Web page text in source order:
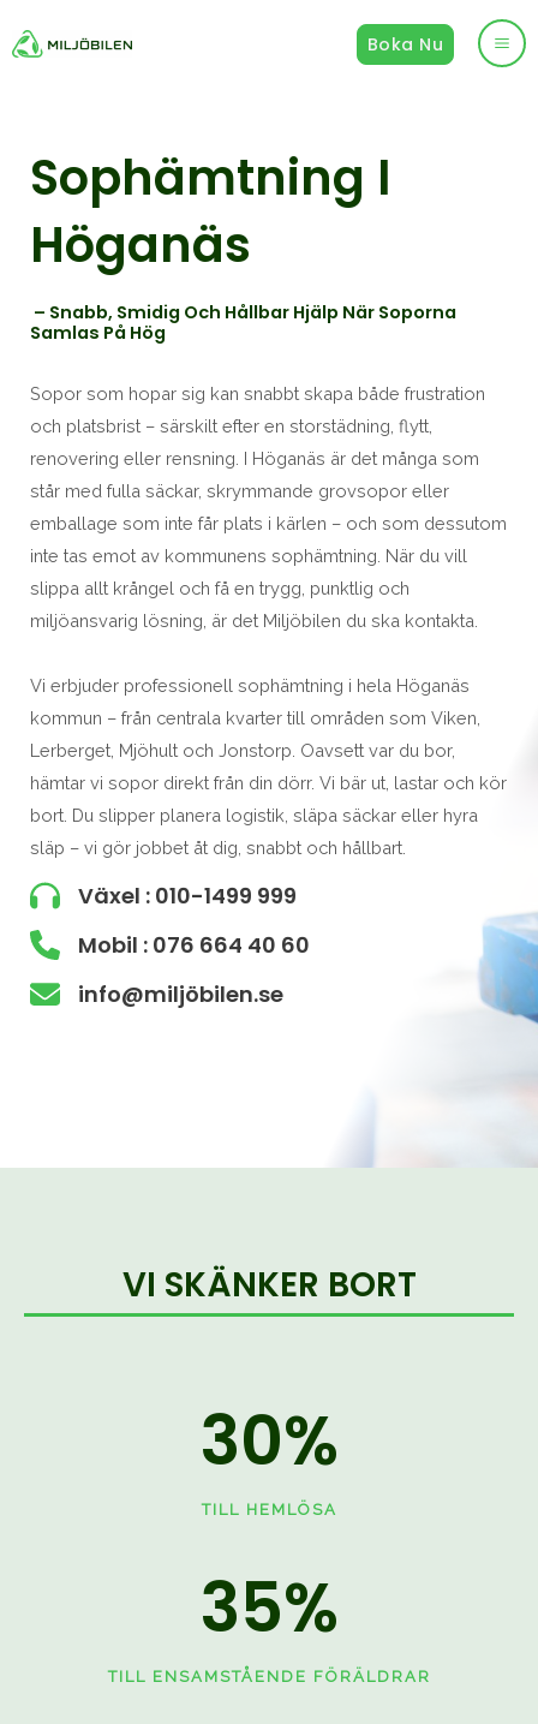
till
Boka Nu
Sophämtning I
Höganäs
– Snabb, Smidig Och Hållbar Hjälp När Soporna
Samlas På Hög
Sopor som hopar sig kan snabbt skapa både frustration
och platsbrist – särskilt efter en storstädning, flytt,
renovering eller rensning. I Höganäs är det många som
står med fulla säckar, skrymmande grovsopor eller
emballage som inte får plats i kärlen – och som dessutom
inte tas emot av kommunens sophämtning. När du vill
slippa allt krångel och få en trygg, punktlig och
miljöansvarig lösning, är det Miljöbilen du ska kontakta.
Vi erbjuder professionell sophämtning i hela Höganäs
kommun – från centrala kvarter till områden som Viken,
Lerberget, Mjöhult och Jonstorp. Oavsett var du bor,
hämtar vi sopor direkt från din dörr. Vi bär ut, lastar och kör
bort. Du slipper planera logistik, släpa säckar eller hyra
släp – vi gör jobbet åt dig, snabbt och hållbart.
Växel : 010-1499 999
Mobil : 076 664 40 60
info@miljöbilen.se
VI SKÄNKER BORT
30%
TILL HEMLÖSA
35%
TILL ENSAMSTÅENDE FÖRÄLDRAR